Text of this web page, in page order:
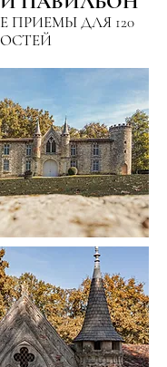
ПРИЕМЫ ДЛЯ 120